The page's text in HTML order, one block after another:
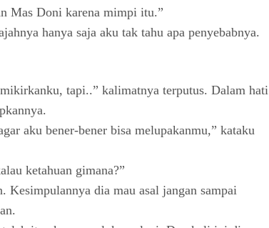
Mas Doni karena mimpi itu.”
hanya saja aku tak tahu apa penyebabnya.
tapi..” kalimatnya terputus. Dalam hati
aku bener-bener bisa melupakanmu,” kataku
ketahuan gimana?”
Kesimpulannya dia mau asal jangan sampai